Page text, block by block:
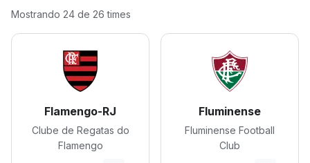
Mostrando 24 de 26 times
Flamengo-RJ
Clube de Regatas do
Flamengo
Fluminense
Fluminense Football
Club